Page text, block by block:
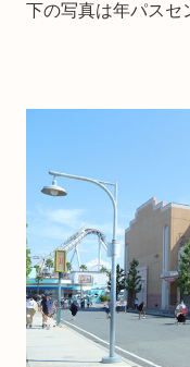
下の写真は年パスセ